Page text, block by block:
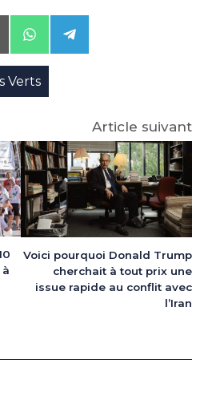
Share
on
WhatsApp
Share
on
Verts
Article suivant
Voici pourquoi Donald Trump
cherchait à tout prix une
issue rapide au conflit avec
l’Iran